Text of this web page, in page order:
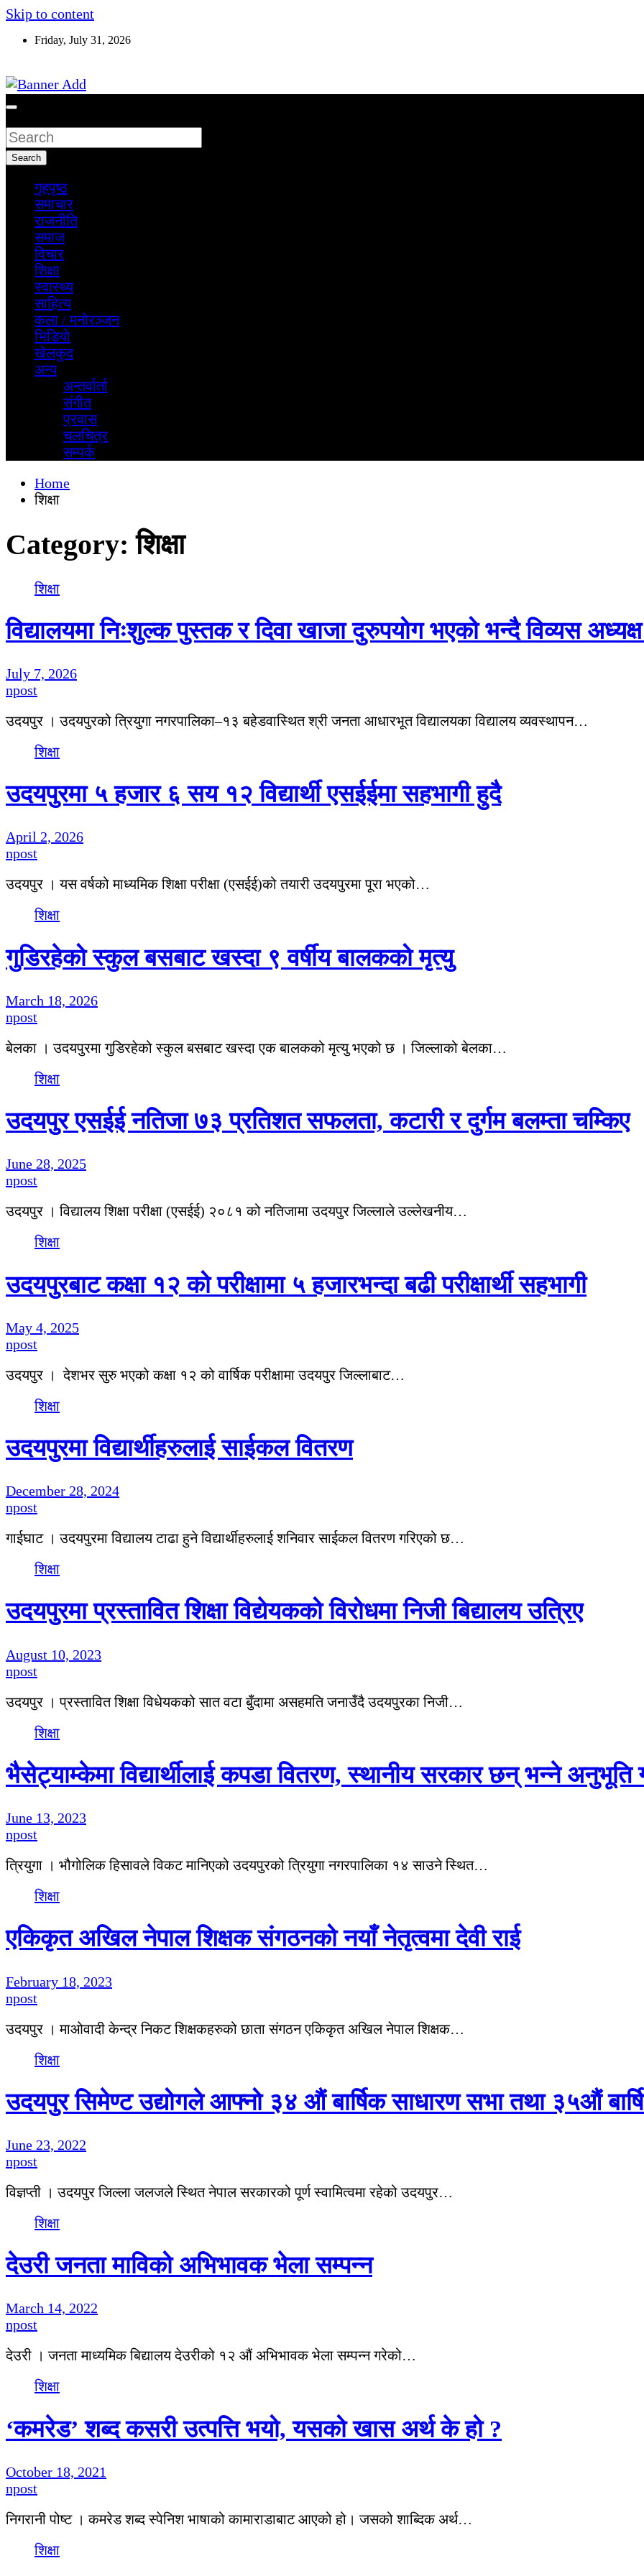
Skip to content
Friday, July 31, 2026
सूचना तपाईंकाे अधिकार
Search
गृहपृष्ठ
समाचार
राजनीति
समाज
विचार
शिक्षा
स्वास्थ्य
साहित्य
कला / मनोरञ्जन
भिडियाे
खेलकुद
अन्य
अन्तर्वार्ता
स‌ंगीत
प्रवास
चलचित्र
सम्पर्क
Home
शिक्षा
Category:शिक्षा
शिक्षा
विद्यालयमा निःशुल्क पुस्तक र दिवा खाजा दुरुपयोग भएको भन्दै विव्यस
July 7, 2026
npost
उदयपुर । उदयपुरको त्रियुगा नगरपालिका–१३ बहेडवास्थित श्री जनता आधारभूत विद्यालयका विद्यालय व्यवस्थापन…
शिक्षा
उदयपुरमा ५ हजार ६ सय १२ विद्यार्थी एसईईमा सहभागी हुदै
April 2, 2026
npost
उदयपुर । यस वर्षको माध्यमिक शिक्षा परीक्षा (एसईई)को तयारी उदयपुरमा पूरा भएको…
शिक्षा
गुडिरहेको स्कुल बसबाट खस्दा ९ वर्षीय बालकको मृत्यु
March 18, 2026
npost
बेलका । उदयपुरमा गुडिरहेको स्कुल बसबाट खस्दा एक बालकको मृत्यु भएको छ । जिल्लाको बेलका…
शिक्षा
उदयपुर एसईई नतिजा ७३ प्रतिशत सफलता, कटारी र दुर्गम बलम्ता चम्किए
June 28, 2025
npost
उदयपुर । विद्यालय शिक्षा परीक्षा (एसईई) २०८१ को नतिजामा उदयपुर जिल्लाले उल्लेखनीय…
शिक्षा
उदयपुरबाट कक्षा १२ को परीक्षामा ५ हजारभन्दा बढी परीक्षार्थी सहभागी
May 4, 2025
npost
उदयपुर । देशभर सुरु भएको कक्षा १२ को वार्षिक परीक्षामा उदयपुर जिल्लाबाट…
शिक्षा
उदयपुरमा विद्यार्थीहरुलाई साईकल वितरण
December 28, 2024
npost
गाईघाट । उदयपुरमा विद्यालय टाढा हुने विद्यार्थीहरुलाई शनिवार साईकल वितरण गरिएको छ…
शिक्षा
उदयपुरमा प्रस्तावित शिक्षा विद्येयकको विरोधमा निजी बिद्यालय उत्रिए
August 10, 2023
npost
उदयपुर । प्रस्तावित शिक्षा विधेयकको सात वटा बुँदामा असहमति जनाउँदै उदयपुरका निजी…
शिक्षा
भैसेट्याम्केमा विद्यार्थीलाई कपडा वितरण, स्थानीय सरकार छन् भन्ने अनुभूति
June 13, 2023
npost
त्रियुगा । भौगोलिक हिसावले विकट मानिएको उदयपुरको त्रियुगा नगरपालिका १४ साउने स्थित…
शिक्षा
एकिकृत अखिल नेपाल शिक्षक संगठनको नयाँ नेतृत्वमा देवी राई
February 18, 2023
npost
उदयपुर । माओवादी केन्द्र निकट शिक्षकहरुको छाता संगठन एकिकृत अखिल नेपाल शिक्षक…
शिक्षा
उदयपुर सिमेण्ट उद्योगले आफ्नो ३४ औं बार्षिक साधारण सभा तथा ३५औं
June 23, 2022
npost
विज्ञप्ती । उदयपुर जिल्ला जलजले स्थित नेपाल सरकारको पूर्ण स्वामित्वमा रहेको उदयपुर…
शिक्षा
देउरी जनता माविको अभिभावक भेला सम्पन्न
March 14, 2022
npost
देउरी । जनता माध्यमिक बिद्यालय देउरीको १२ औं अभिभावक भेला सम्पन्न गरेको…
शिक्षा
‘कमरेड’ शब्द कसरी उत्पत्ति भयो, यसको खास अर्थ के हो ?
October 18, 2021
npost
निगरानी पोष्ट । कमरेड शब्द स्पेनिश भाषाको कामाराडाबाट आएको हो। जसको शाब्दिक अर्थ…
शिक्षा